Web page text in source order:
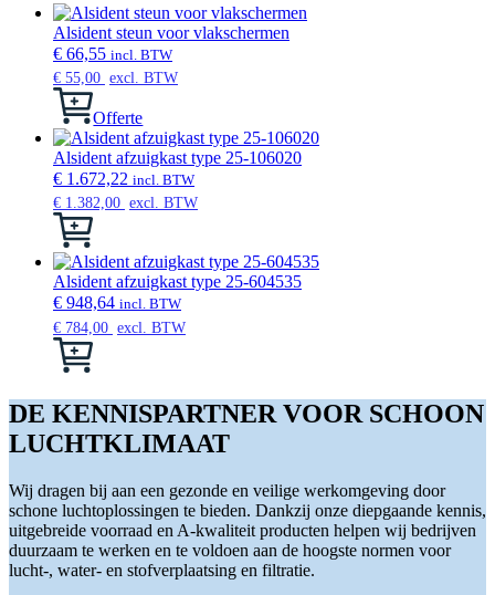
heeft
meerdere
variaties.
Deze
optie
kan
gekozen
worden
op
de
productpagina
Alsident steun voor vlakschermen
€ 66,55 incl. BTW
€ 55,00 excl. BTW
Offerte
Alsident afzuigkast type 25-106020
€ 1.672,22 incl. BTW
€ 1.382,00 excl. BTW
Dit
heeft
meerdere
variaties.
Deze
optie
worden
op
de
Alsident afzuigkast type 25-604535
€ 948,64 incl. BTW
€ 784,00 excl. BTW
Dit
meerdere
variaties.
Deze
kan
gekozen
worden
op
de
productpagina
DE KENNISPARTNER VOOR SCHOON
LUCHTKLIMAAT
Wij dragen bij aan een gezonde en veilige werkomgeving door
schone luchtoplossingen te bieden. Dankzij onze diepgaande kennis,
uitgebreide voorraad en A-kwaliteit producten helpen wij bedrijven
duurzaam te werken en te voldoen aan de hoogste normen voor
lucht-, water- en stofverplaatsing en filtratie.